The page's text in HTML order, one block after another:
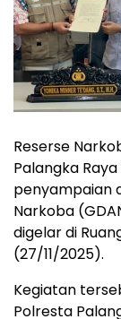
Reserse
Palangka
penyampaian
Narkoba
digelar di
(27/11/2025).
Kegiatan
Polresta